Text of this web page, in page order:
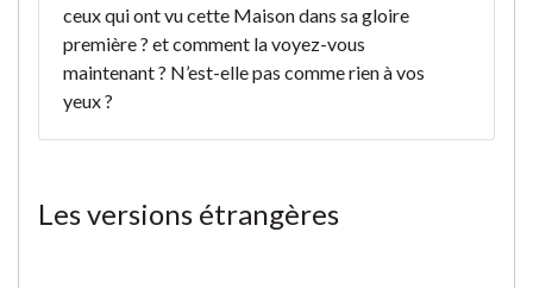
ceux qui ont vu cette Maison dans sa gloire
première ? et comment la voyez-vous
maintenant ? N’est-elle pas comme rien à vos
yeux ?
Les versions étrangères